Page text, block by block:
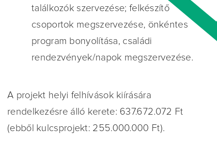
találkozók szervezése; felkészítő
csoportok megszervezése, önkéntes
program bonyolítása, családi
rendezvények/napok megszervezése.
A projekt helyi felhívások kiírására
rendelkezésre álló kerete: 637.672.072 Ft
(ebből kulcsprojekt: 255.000.000 Ft).